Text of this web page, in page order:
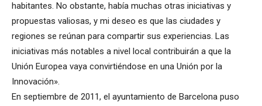
habitantes. No obstante, había muchas otras iniciativas y
propuestas valiosas, y mi deseo es que las ciudades y
regiones se reúnan para compartir sus experiencias. Las
iniciativas más notables a nivel local contribuirán a que la
Unión Europea vaya convirtiéndose en una Unión por la
Innovación».
En septiembre de 2011, el ayuntamiento de Barcelona puso